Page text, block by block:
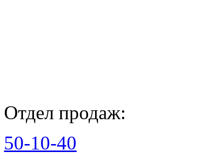
Отдел продаж:
50-10-40